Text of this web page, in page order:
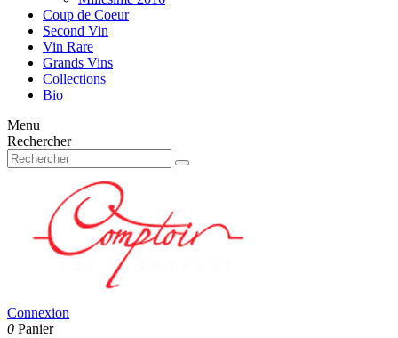
Coup de Coeur
Second Vin
Vin Rare
Grands Vins
Collections
Bio
Menu
Rechercher
Connexion
0 Panier